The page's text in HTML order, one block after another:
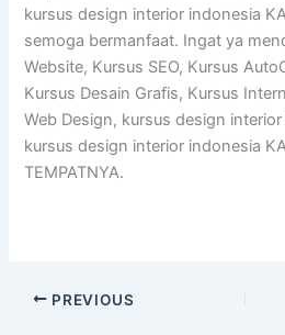
kursus design interior indonesia
semoga bermanfaat. Ingat ya
Website, Kursus SEO, Kursus
Kursus Desain Grafis, Kursus
Web Design, kursus design
kursus design interior indonesia
TEMPATNYA.
PREVIOUS